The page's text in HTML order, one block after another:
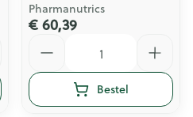
Pharmanutrics
€ 60,39
Bestel